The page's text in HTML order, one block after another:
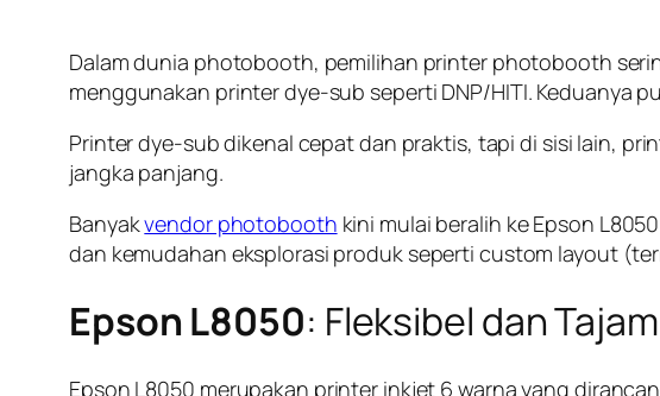
Dalam dunia photobooth, pemilihan printer photobooth
menggunakan printer dye-sub seperti DNP/HITI. Keduanya
Printer dye-sub dikenal cepat dan praktis, tapi di sisi lain,
jangka panjang.
Banyakvendor photobooth kini mulai beralih ke Epson
dan kemudahan eksplorasi produk seperti custom layout
Epson L8050: Fleksibel dan
Epson L8050 merupakan printer inkjet 6 warna yang